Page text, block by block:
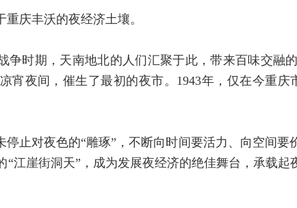
庆丰沃的夜经济土壤。
争时期，天南地北的人们汇聚于此，带来百味交融
宵夜间，催生了最初的夜市。1943年，仅在今重
停止对夜色的“雕琢”，不断向时间要活力、向空间要
“江崖街洞天”，成为发展夜经济的绝佳舞台，承载